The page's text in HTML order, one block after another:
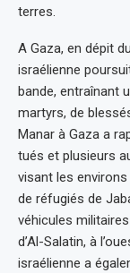
terres.
A Gaza, en dépit
israélienne
bande, entraînant
martyrs, de
Manar à Gaza a
tués et plusieurs
visant les environs
de réfugiés de
véhicules
d’Al-Salatin, à
israélienne a